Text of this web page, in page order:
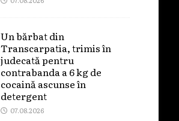
Un bărbat din
Transcarpatia, trimis în
judecată pentru
contrabanda a 6 kg de
cocaină ascunse în
detergent
07.08.2026